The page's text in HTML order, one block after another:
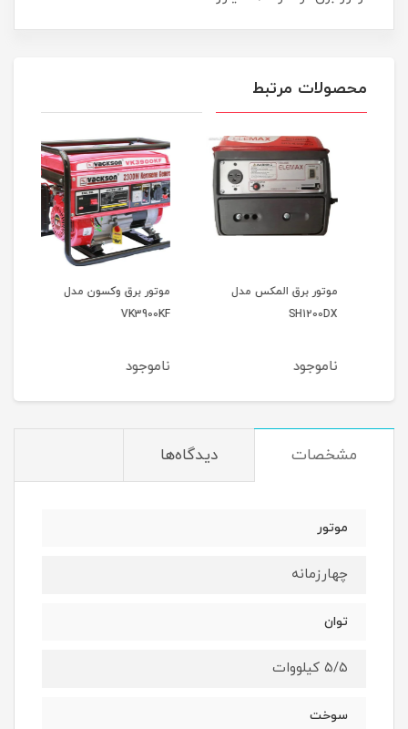
محصولات مرتبط
موتور برق المکس مدل
SH1200DX
ناموجود
موتور برق وکسون مدل
VK3900KF
ناموجود
مشخصات دیدگاه‌ها
موتور
چهارزمانه
توان
۵/۵ کیلووات
سوخت